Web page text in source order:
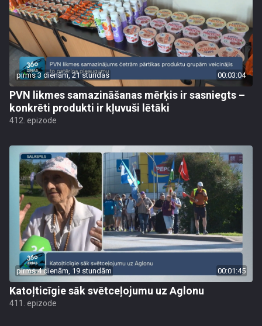
pirms 3 dienām, 21 stundas 00:03:04
PVN likmes samazināšanas mērķis ir sasniegts –
konkrēti produkti ir kļuvuši lētāki
412. epizode
pirms 4 dienām, 19 stundām 00:01:45
Katoļticīgie sāk svētceļojumu uz Aglonu
411. epizode